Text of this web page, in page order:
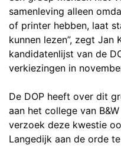
samenleving alleen
of printer hebben, laat
kunnen lezen”, zegt Jan
kandidatenlijst van de
verkiezingen in
De DOP heeft over dit
aan het college van
verzoek deze kwestie
Langedijk aan de orde